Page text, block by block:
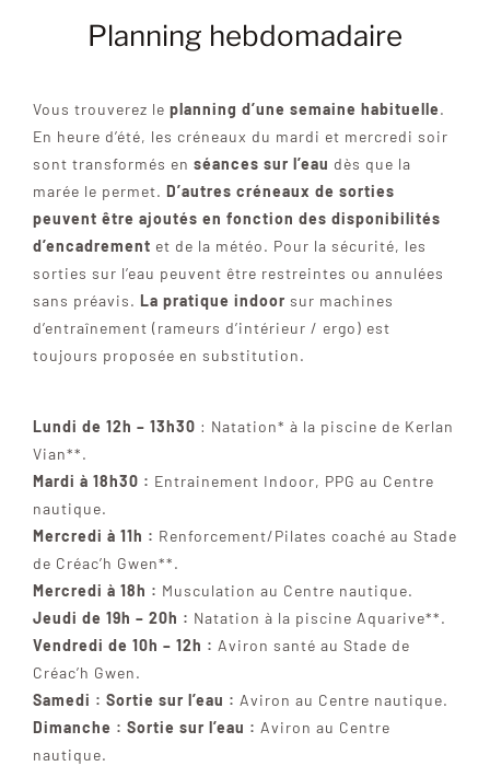
LES BATEAUX
CONTACTEZ-NOUS
PLUS
Planning hebdomadaire
Vous trouverez le planning d’une semaine habituelle.
En heure d’été, les créneaux du mardi et mercredi soir
sont transformés en séances sur l’eau dès que la
marée le permet. D’autres créneaux de sorties
peuvent être ajoutés en fonction des disponibilités
d’encadrement et de la météo. Pour la sécurité, les
sorties sur l’eau peuvent être restreintes ou annulées
sans préavis. La pratique indoor sur machines
d’entraînement (rameurs d’intérieur / ergo) est
toujours proposée en substitution.
Lundi de 12h – 13h30 : Natation* à la piscine de Kerlan
Vian**.
Mardi à 18h30 : Entrainement Indoor, PPG au Centre
nautique.
Mercredi à 11h : Renforcement/Pilates coaché au Stade
de Créac’h Gwen**.
Mercredi à 18h : Musculation au Centre nautique.
Jeudi de 19h – 20h : Natation à la piscine Aquarive**.
Vendredi de 10h – 12h : Aviron santé au Stade de
Créac’h Gwen.
Samedi : Sortie sur l’eau : Aviron au Centre nautique.
Dimanche : Sortie sur l’eau : Aviron au Centre
nautique.